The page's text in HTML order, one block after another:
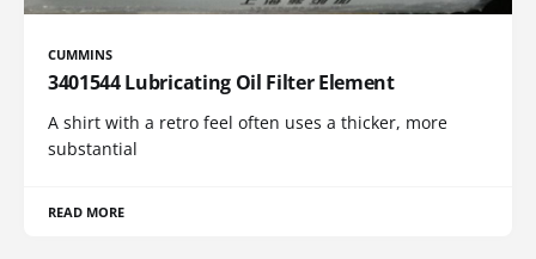
CUMMINS
3401544 Lubricating Oil Filter Element
A shirt with a retro feel often uses a thicker, more
substantial
READ MORE